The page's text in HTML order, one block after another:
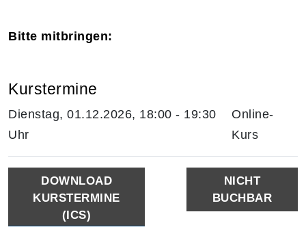
Bitte mitbringen:
Kurstermine
Dienstag, 01.12.2026, 18:00 - 19:30
Uhr
Online-
Kurs
DOWNLOAD
KURSTERMINE
(ICS)
NICHT
BUCHBAR